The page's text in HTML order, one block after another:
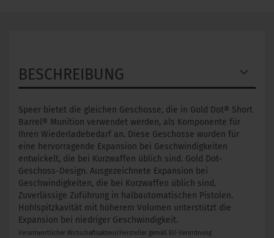
BESCHREIBUNG
Speer bietet die gleichen Geschosse, die in Gold Dot® Short
Barrel® Munition verwendet werden, als Komponente für
Ihren Wiederladebedarf an. Diese Geschosse wurden für
eine hervorragende Expansion bei Geschwindigkeiten
entwickelt, die bei Kurzwaffen üblich sind. Gold Dot-
Geschoss-Design. Ausgezeichnete Expansion bei
Geschwindigkeiten, die bei Kurzwaffen üblich sind.
Zuverlässige Zuführung in halbautomatischen Pistolen.
Hohlspitzkavität mit höherem Volumen unterstützt die
Expansion bei niedriger Geschwindigkeit.
Verantwortlicher Wirtschaftsakteur/Hersteller gemäß EU-Verordnung